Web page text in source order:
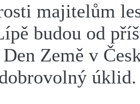
majitelům
budou od
Země v
úklid.